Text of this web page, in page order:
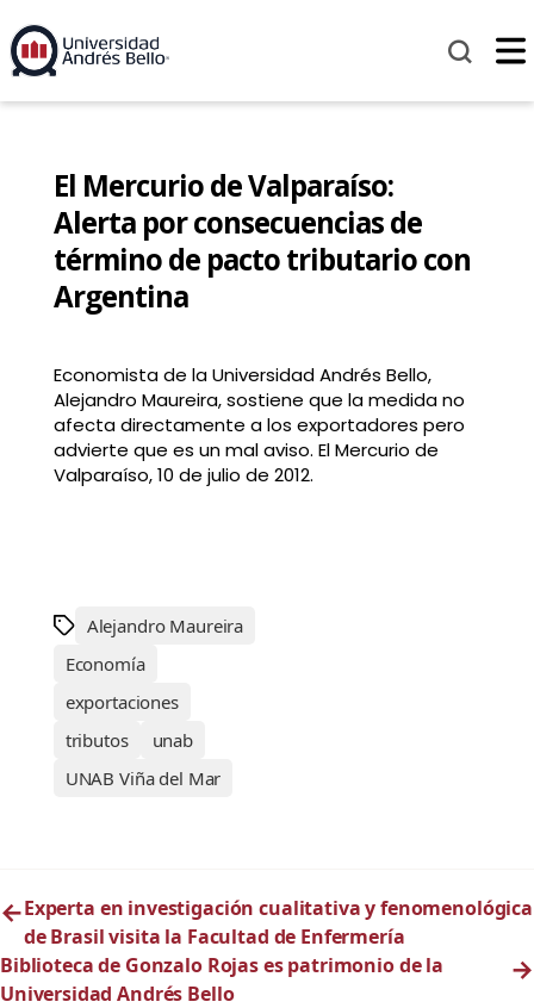
El Mercurio de Valparaíso:
Alerta por consecuencias de
término de pacto tributario con
Argentina
Economista de la Universidad Andrés Bello,
Alejandro Maureira, sostiene que la medida no
afecta directamente a los exportadores pero
advierte que es un mal aviso. El Mercurio de
Valparaíso, 10 de julio de 2012.
Alejandro Maureira
Economía
exportaciones
tributos
unab
UNAB Viña del Mar
←Experta en investigación cualitativa y fenomenológica
de Brasil visita la Facultad de Enfermería
Biblioteca de Gonzalo Rojas es patrimonio de la
Universidad Andrés Bello
→